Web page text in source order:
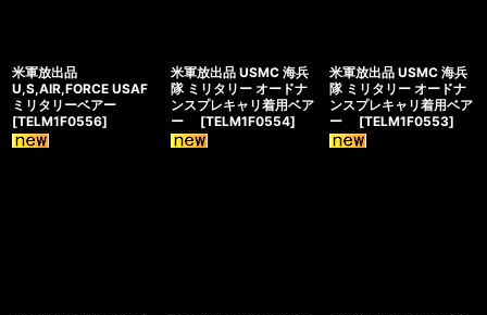
米軍放出品
U,S,AIR,FORCE USAF
ミリタリーベアー
[TELM1F0556]
米軍放出品 USMC 海兵
隊 ミリタリー オードナ
ンスプレキャリ着用ベア
ー
[TELM1F0554]
米軍放出品 USMC 海兵
隊 ミリタリー オードナ
ンスプレキャリ着用ベア
ー
[TELM1F0553]